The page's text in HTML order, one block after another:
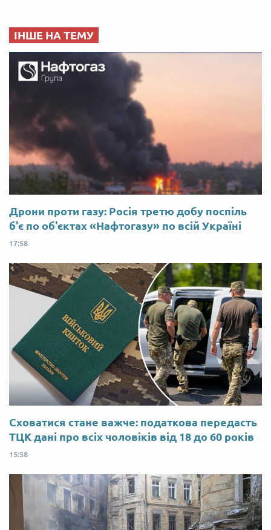
ІНШЕ НА ТЕМУ
Дрони проти газу: Росія третю добу поспіль
б'є по об'єктах «Нафтогазу» по всій Україні
17:58
Сховатися стане важче: податкова передасть
ТЦК дані про всіх чоловіків від 18 до 60 років
15:58